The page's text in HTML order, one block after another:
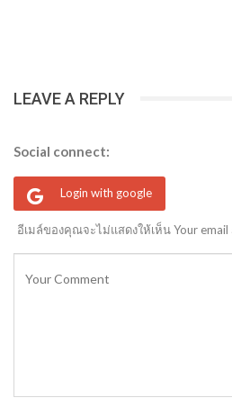
LEAVE A REPLY
Social connect:
Login with google
อีเมล์ของคุณจะไม่แสดงให้เห็น Your email